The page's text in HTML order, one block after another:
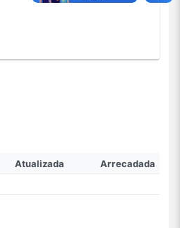
Atualizada
Arrecadada